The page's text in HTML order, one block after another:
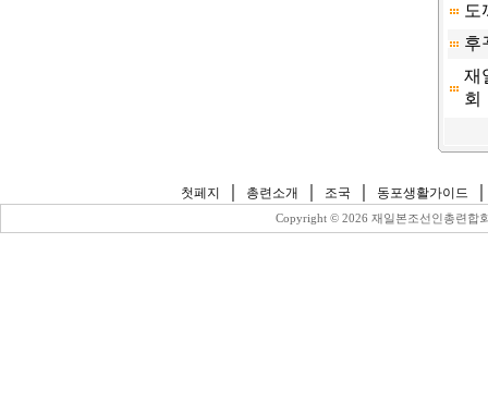
도
후
재
회
첫페지 총련소개 조국 동포생활가이드
Copyright © 2026 재일본조선인총련합